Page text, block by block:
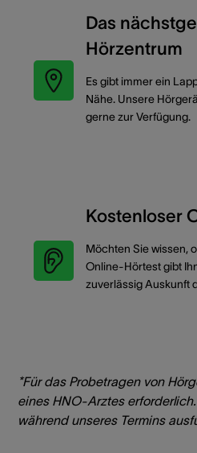
Das
Hörzentrum
Es gibt immer ein
Nähe. Unsere
gerne zur Verfügung.
Kostenloser
Möchten Sie wissen,
Online-Hörtest gibt
zuverlässig Auskunft
*Für das Probetragen von
eines HNO-Arztes
während unseres Termins